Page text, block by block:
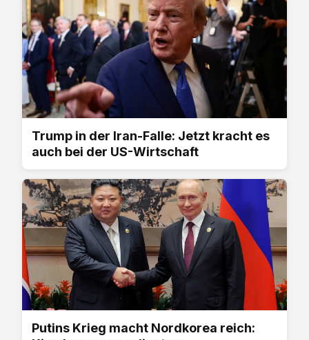
Trump in der Iran-Falle: Jetzt kracht es
auch bei der US-Wirtschaft
Putins Krieg macht Nordkorea reich: